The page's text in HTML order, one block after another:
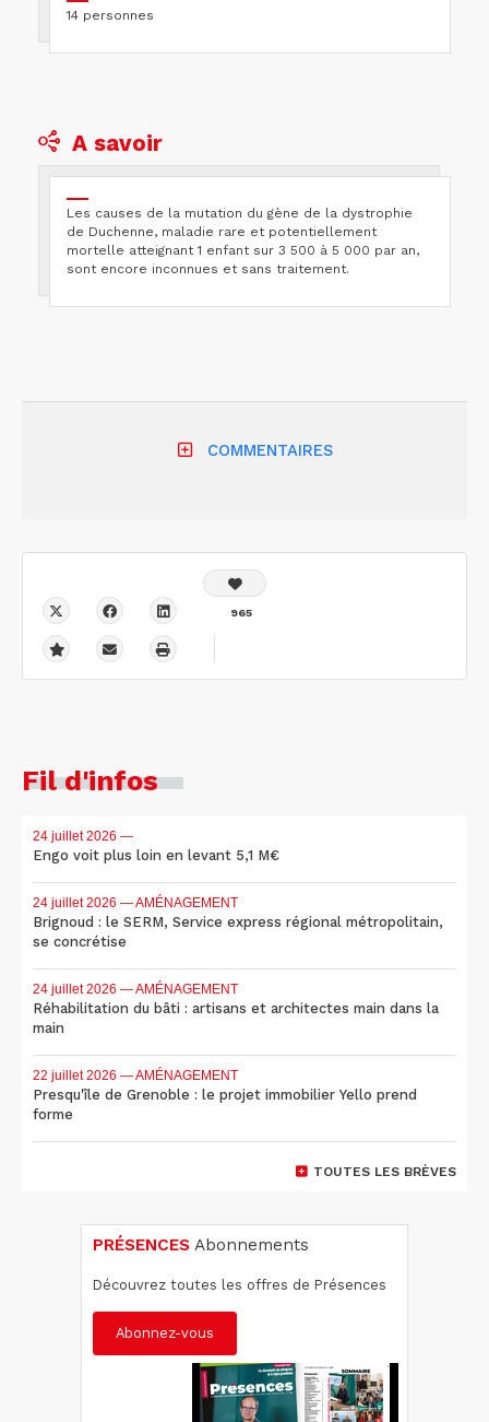
14 personnes
A savoir
Les causes de la mutation du gène de la dystrophie
de Duchenne, maladie rare et potentiellement
mortelle atteignant 1 enfant sur 3 500 à 5 000 par an,
sont encore inconnues et sans traitement.
COMMENTAIRES
965
Fil d'infos
24 juillet 2026 —
Engo voit plus loin en levant 5,1 M€
24 juillet 2026 — AMÉNAGEMENT
Brignoud : le SERM, Service express régional métropolitain,
se concrétise
24 juillet 2026 — AMÉNAGEMENT
Réhabilitation du bâti : artisans et architectes main dans la
main
22 juillet 2026 — AMÉNAGEMENT
Presqu'île de Grenoble : le projet immobilier Yello prend
forme
TOUTES LES BRÈVES
PRÉSENCES Abonnements
Découvrez toutes les offres de Présences
Abonnez-vous